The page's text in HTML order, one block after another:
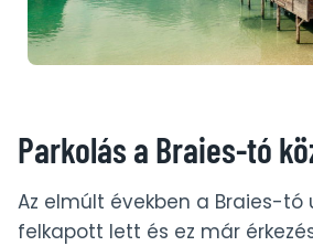
Parkolás a Braies-tó
Az elmúlt években a Braies-tó
felkapott lett és ez már